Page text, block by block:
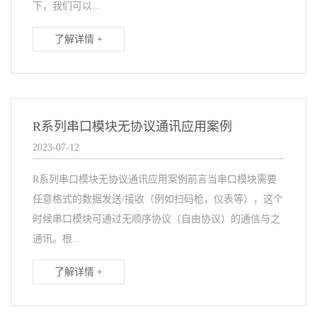
下，我们可以...
了解详情 +
R系列串口模块无协议通讯应用案例
2023-07-12
R系列串口模块无协议通讯应用案例前言当串口模块需要
任意格式的数据发送/接收（例如扫码枪，仪表等），这个
时候串口模块可通过无顺序协议（自由协议）的通信与之
通讯。根...
了解详情 +